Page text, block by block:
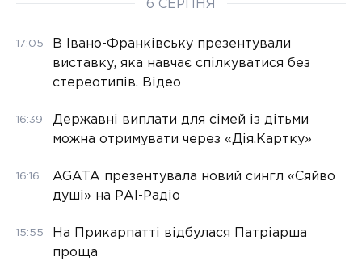
6 СЕРПНЯ
17:05
В Івано-Франківську презентували
виставку, яка навчає спілкуватися без
стереотипів. Відео
16:39
Державні виплати для сімей із дітьми
можна отримувати через «Дія.Картку»
16:16
AGATA презентувала новий сингл «Сяйво
душі» на РАІ-Радіо
15:55
На Прикарпатті відбулася Патріарша
проща